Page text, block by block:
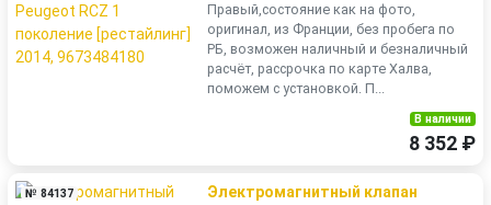
Правый,состояние как на фото,
оригинал, из Франции, без пробега по
РБ, возможен наличный и безналичный
расчёт, рассрочка по карте Халва,
поможем с установкой. П...
В наличии
8 352 ₽
№ 84137
Электромагнитный клапан